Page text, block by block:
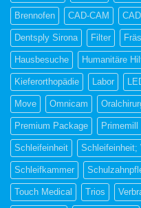
Brennofen CAD-CAM
Dentsply Sirona Filter
Hausbesuche Humanitäre
Kieferorthopädie Labor
Move Omnicam
Premium Package Primemill
Schleifeinheit Schleifeinheit;
Schleifkammer
Touch Medical Trios